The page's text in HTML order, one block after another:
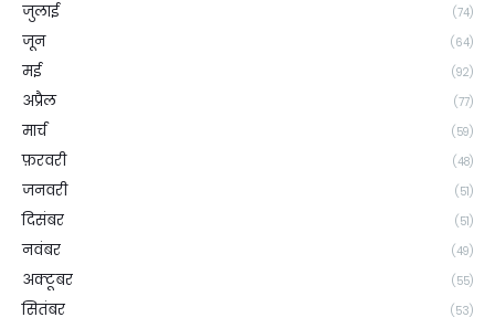
जुलाई (74)
जून (64)
मई (92)
अप्रैल (77)
मार्च (59)
फ़रवरी (48)
जनवरी (51)
दिसंबर (51)
नवंबर (49)
अक्टूबर (55)
सितंबर (53)